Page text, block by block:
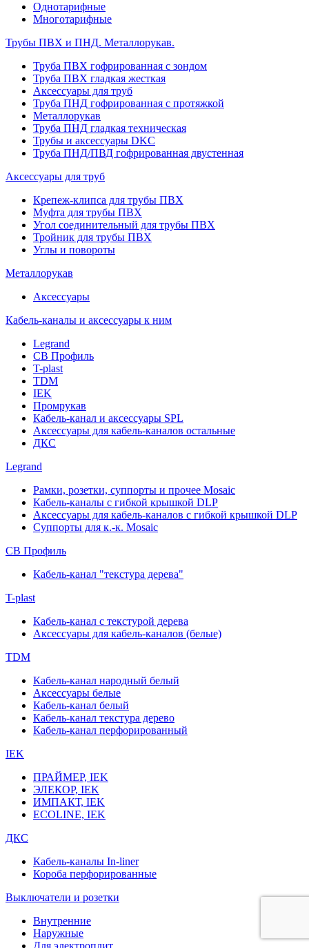
Однотарифные
Многотарифные
Трубы ПВХ и ПНД. Металлорукав.
Труба ПВХ гофрированная с зондом
Труба ПВХ гладкая жесткая
Аксессуары для труб
Труба ПНД гофрированная с протяжкой
Металлорукав
Труба ПНД гладкая техническая
Трубы и аксессуары DKC
Труба ПНД/ПВД гофрированная двустенная
Аксессуары для труб
Крепеж-клипса для трубы ПВХ
Муфта для трубы ПВХ
Угол соединительный для трубы ПВХ
Тройник для трубы ПВХ
Углы и повороты
Металлорукав
Аксессуары
Кабель-каналы и аксессуары к ним
Legrand
СВ Профиль
T-plast
TDM
IEK
Промрукав
Кабель-канал и аксессуары SPL
Аксессуары для кабель-каналов остальные
ДКС
Legrand
Рамки, розетки, суппорты и прочее Mosaic
Кабель-каналы с гибкой крышкой DLP
Аксессуары для кабель-каналов с гибкой крышкой DLP
Суппорты для к.-к. Mosaic
СВ Профиль
Кабель-канал "текстура дерева"
T-plast
Кабель-канал с текстурой дерева
Аксессуары для кабель-каналов (белые)
TDM
Кабель-канал народный белый
Аксессуары белые
Кабель-канал белый
Кабель-канал текстура дерево
Кабель-канал перфорированный
IEK
ПРАЙМЕР, IEK
ЭЛЕКОР, IEK
ИМПАКТ, IEK
ECOLINE, IEK
ДКС
Кабель-каналы In-liner
Короба перфорированные
Выключатели и розетки
Внутренние
Наружные
Для электроплит